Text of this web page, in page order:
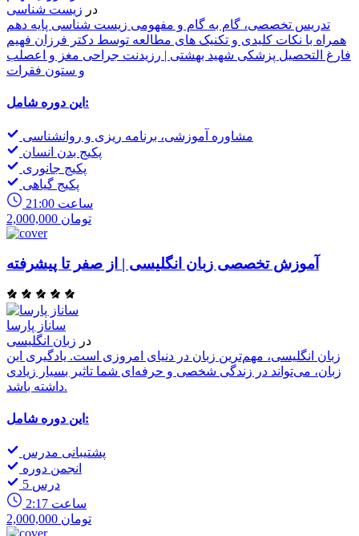
در زیست شناسی
تدریس تخصصی، گام به گام و مفهومی زیست شناسی پایه دهم
همراه با نکات کلیدی و تکنیک های مطالعه توسط دکتر فرزان فهیم
فارغ التحصیل پزشکی شهید بهشتی | رزیدنت جراحی مغز و اعصلب
و ستون فقرات
این دوره شامل:
مشاوره آموزشی، برنامه ریزی و روانشناسی
پکیج بدن انسان
پکیج جانوری
پکیج گیاهی
21:00 ساعت
2,000,000 تومان
آموزش تخصصی زبان انگلیسی | از صفر تا پیشرفته
ساناز پارسا
در زبان انگلیسی
زبان انگلیسی، مهم‌ترین زبان در دنیای امروزی است. یادگیری این
زبان، می‌تواند در زندگی شخصی و حرفه‌ای شما تاثیر بسیار زیادی
داشته باشد.
این دوره شامل:
پشتیبانی مدرس
انجمن دوره
5 درس
2:17 ساعت
2,000,000 تومان